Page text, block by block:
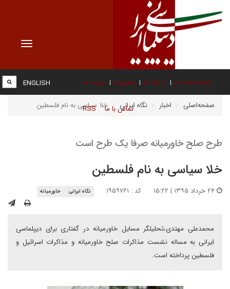
Toggle
صفحه نخست درباره ما عضویت پیوند ها
تماس با ما RSS
ENGLISH
صفحه‌اصلی اخبار نگاه ایرانی خلا سیاسی به نام فلسطین
طرح صلح خاورمیانه صرفا یک طرح است
خلا سیاسی به نام فلسطین
کد : ۱۹۵۹۷۶۱ نگاه ایرانی خاورمیانه
محمدعلی مهتدی،‌تحلیلگر مسایل خاورمیانه در گفتاری برای دیپلماسی
ایرانی به مساله نشست مذاکرات صلح خاورمیانه و مذاکرات اسرائیل و
فلسطین پرداخته است.